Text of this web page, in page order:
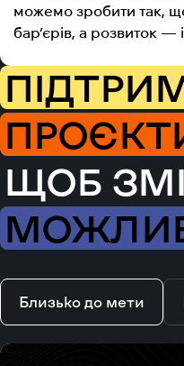
можемо зробити так,
бар’єрів, а розвиток —
ЩОБ
Близько до мети